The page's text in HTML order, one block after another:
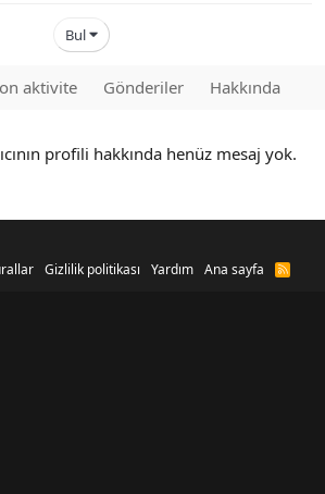
Bul
aktivite Gönderiler Hakkında
profili hakkında henüz mesaj yok.
Gizlilik politikası Yardım Ana sayfa
R